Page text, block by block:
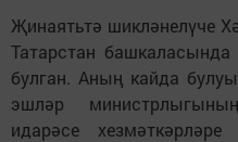
Җинаятьтә шикләнелүче
Татарстан
булган. Аның кайда
эшләр
идарәсе